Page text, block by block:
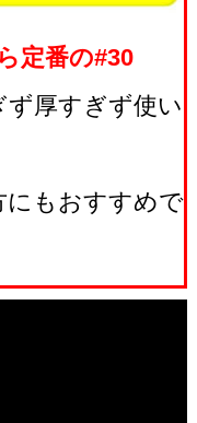
定番の#30
厚すぎず使い
にもおすすめで